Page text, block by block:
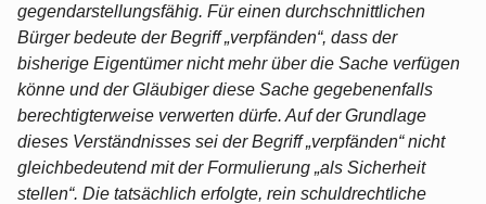
gegendarstellungsfähig. Für einen durchschnittlichen
Bürger bedeute der Begriff „verpfänden“, dass der
bisherige Eigentümer nicht mehr über die Sache verfügen
könne und der Gläubiger diese Sache gegebenenfalls
berechtigterweise verwerten dürfe. Auf der Grundlage
dieses Verständnisses sei der Begriff „verpfänden“ nicht
gleichbedeutend mit der Formulierung „als Sicherheit
stellen“. Die tatsächlich erfolgte, rein schuldrechtliche